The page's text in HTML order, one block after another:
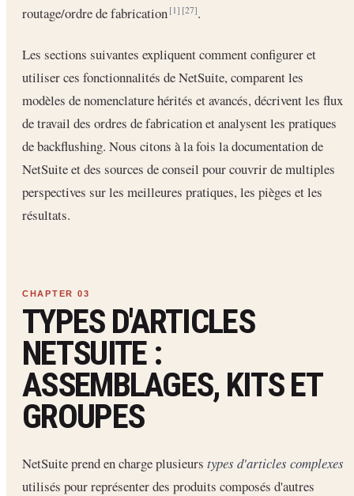
routage/ordre de fabrication[1] [27].
Les sections suivantes expliquent comment configurer et
utiliser ces fonctionnalités de NetSuite, comparent les
modèles de nomenclature hérités et avancés, décrivent les flux
de travail des ordres de fabrication et analysent les pratiques
de backflushing. Nous citons à la fois la documentation de
NetSuite et des sources de conseil pour couvrir de multiples
perspectives sur les meilleures pratiques, les pièges et les
résultats.
TYPES D'ARTICLES
NETSUITE :
ASSEMBLAGES, KITS ET
GROUPES
NetSuite prend en charge plusieurs types d'articles complexes
utilisés pour représenter des produits composés d'autres